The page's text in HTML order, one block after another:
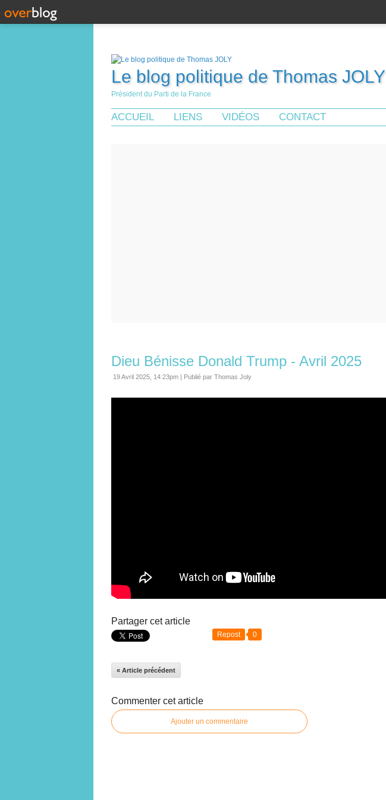
Le blog politique de Thomas JOLY
Président du Parti de la France
ACCUEIL LIENS VIDÉOS CONTACT
Dieu Bénisse Donald Trump - Avril 2025
19 Avril 2025, 14:23pm | Publié par Thomas Joly
Partager cet article
Repost 0
« Article précédent
Commenter cet article
Ajouter un commentaire